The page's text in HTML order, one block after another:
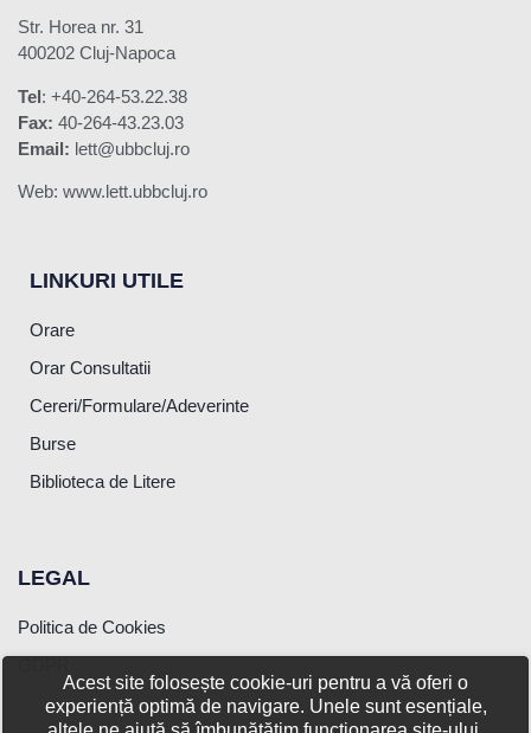
Str. Horea nr. 31
400202 Cluj-Napoca
Tel: +40-264-53.22.38
Fax: 40-264-43.23.03
Email: lett@ubbcluj.ro
Web: www.lett.ubbcluj.ro
LINKURI UTILE
Orare
Orar Consultatii
Cereri/Formulare/Adeverinte
Burse
Biblioteca de Litere
LEGAL
Politica de Cookies
Acest site folosește cookie-uri pentru a vă oferi o
experiență optimă de navigare. Unele sunt esențiale,